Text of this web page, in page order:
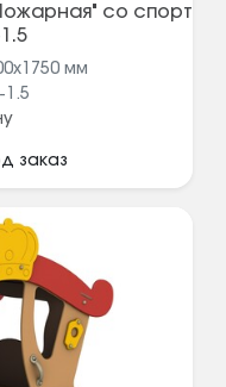
со спорт
мм
заказ